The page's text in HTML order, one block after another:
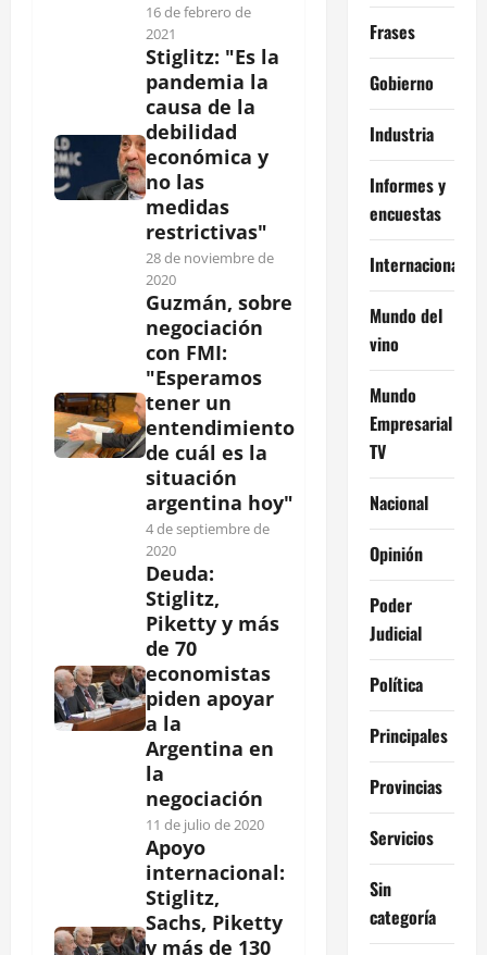
16 de febrero de
2021
Stiglitz: "Es la
pandemia la
causa de la
debilidad
económica y
no las
medidas
restrictivas"
28 de noviembre de
2020
Guzmán, sobre
negociación
con FMI:
"Esperamos
tener un
entendimiento
de cuál es la
situación
argentina hoy"
4 de septiembre de
2020
Deuda:
Stiglitz,
Piketty y más
de 70
economistas
piden apoyar
a la
Argentina en
la
negociación
11 de julio de 2020
Apoyo
internacional:
Stiglitz,
Sachs, Piketty
y más de 130
Frases
Gobierno
Industria
Informes y
encuestas
Internacional
Mundo del
vino
Mundo
Empresarial
TV
Nacional
Opinión
Poder
Judicial
Política
Principales
Provincias
Servicios
Sin
categoría